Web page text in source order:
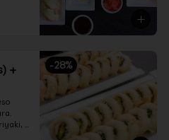
-28%
+